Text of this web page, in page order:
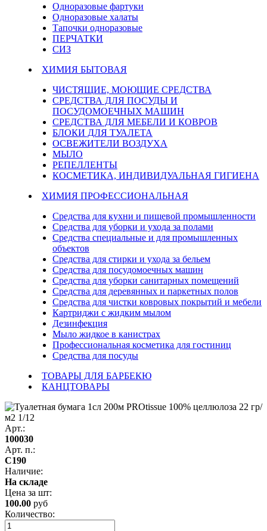
Одноразовые фартуки
Одноразовые халаты
Тапочки одноразовые
ПЕРЧАТКИ
СИЗ
ХИМИЯ БЫТОВАЯ
ЧИСТЯЩИЕ, МОЮЩИЕ СРЕДСТВА
СРЕДСТВА ДЛЯ ПОСУДЫ И
ПОСУДОМОЕЧНЫХ МАШИН
СРЕДСТВА ДЛЯ МЕБЕЛИ И КОВРОВ
БЛОКИ ДЛЯ ТУАЛЕТА
ОСВЕЖИТЕЛИ ВОЗДУХА
МЫЛО
РЕПЕЛЛЕНТЫ
КОСМЕТИКА, ИНДИВИДУАЛЬНАЯ ГИГИЕНА
ХИМИЯ ПРОФЕССИОНАЛЬНАЯ
Средства для кухни и пищевой промышленности
Средства для уборки и ухода за полами
Средства специальные и для промышленных
объектов
Средства для стирки и ухода за бельем
Средства для посудомоечных машин
Средства для уборки санитарных помещений
Средства для деревянных и паркетных полов
Средства для чистки ковровых покрытий и мебели
Картриджи с жидким мылом
Дезинфекция
Мыло жидкое в канистрах
Профессиональная косметика для гостиниц
Средства для посуды
ТОВАРЫ ДЛЯ БАРБЕКЮ
КАНЦТОВАРЫ
Арт.:
100030
Арт. п.:
С190
Наличие:
На складе
Цена за шт:
100.00 руб
Количество: